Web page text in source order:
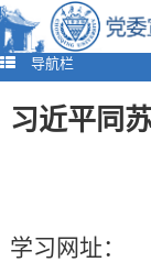
导航栏
习近平同
学习网址：